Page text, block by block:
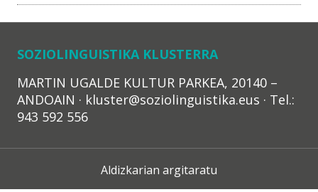
SOZIOLINGUISTIKA KLUSTERRA
MARTIN UGALDE KULTUR PARKEA, 20140 –
ANDOAIN · kluster@soziolinguistika.eus · Tel.:
943 592 556
Aldizkarian argitaratu